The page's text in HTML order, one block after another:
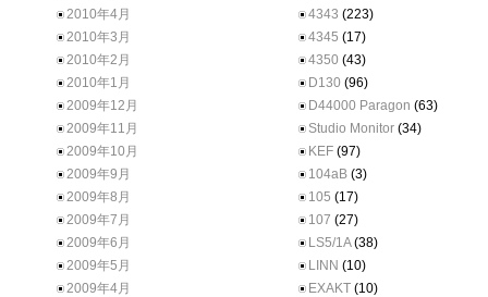
2010年4月
2010年3月
2010年2月
2010年1月
2009年12月
2009年11月
2009年10月
2009年9月
2009年8月
2009年7月
2009年6月
2009年5月
2009年4月
4343 (223)
4345 (17)
4350 (43)
D130 (96)
D44000 Paragon (63)
Studio Monitor (34)
KEF (97)
104aB (3)
105 (17)
107 (27)
LS5/1A(38)
LINN (10)
EXAKT (10)